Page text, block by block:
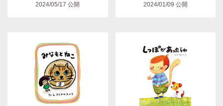
2024/05/17 公開
2024/01/09 公開